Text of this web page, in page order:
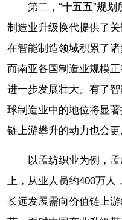
第二，“十五五”规
制造业升级换代提供了
在智能制造领域积累了
而南亚各国制造业规模
进一步发展壮大。有了
球制造业中的地位将显
链上游攀升的动力也会更
以孟纺织业为例，
上，从业人员约400万
长远发展需向价值链上